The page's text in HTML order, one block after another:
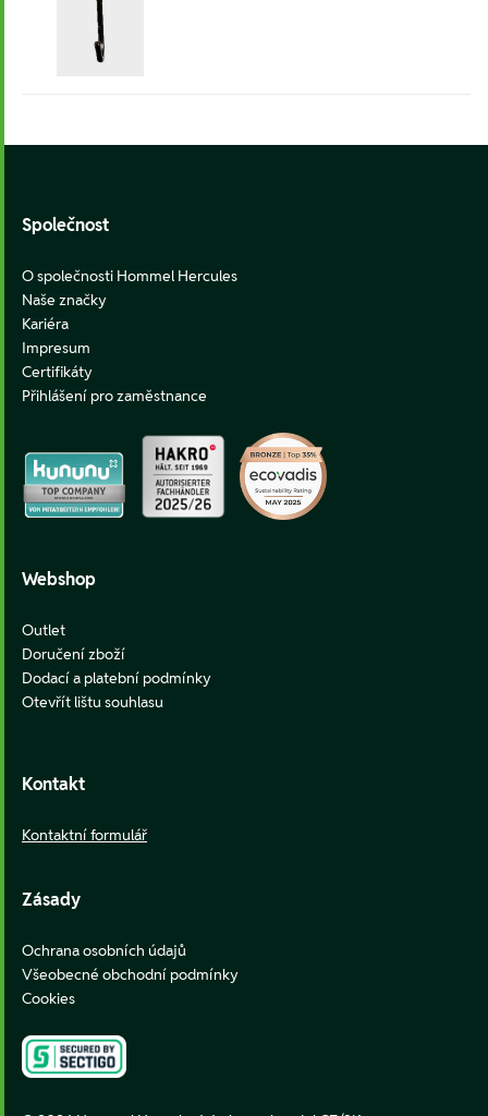
Společnost
O společnosti Hommel Hercules
Naše značky
Kariéra
Impresum
Certifikáty
Přihlášení pro zaměstnance
Webshop
Outlet
Doručení zboží
Dodací a platební podmínky
Otevřít lištu souhlasu
Kontakt
Kontaktní formulář
Zásady
Ochrana osobních údajů
Všeobecné obchodní podmínky
Cookies